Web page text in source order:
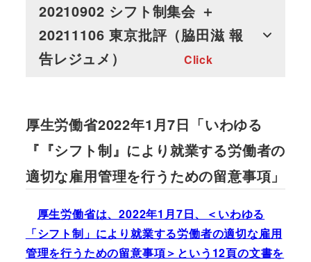
20210902 シフト制集会 ＋
20211106 東京批評（脇田滋 報
告レジュメ）
Click
厚生労働省2022年1月7日「いわゆる
『『シフト制』により就業する労働者の
適切な雇用管理を行うための留意事項」
厚生労働省は、2022年1月7日、＜いわゆる
「シフト制」により就業する労働者の適切な雇用
管理を行うための留意事項＞という12頁の文書を